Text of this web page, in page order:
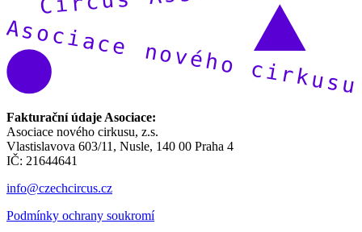
Fakturační údaje Asociace:
Asociace nového cirkusu, z.s.
Vlastislavova 603/11, Nusle, 140 00 Praha 4
IČ: 21644641
info@czechcircus.cz
Podmínky ochrany soukromí